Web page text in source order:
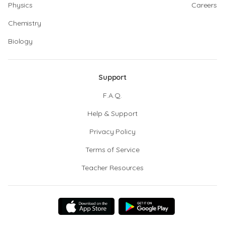
Physics
Chemistry
Biology
Careers
Support
F.A.Q.
Help & Support
Privacy Policy
Terms of Service
Teacher Resources